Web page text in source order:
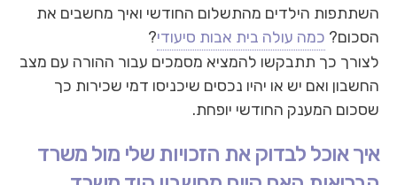
השתתפות הילדים מהתשלום החודשי ואיך מחשבים את
הסכום? כמה עולה בית אבות סיעודי?
לצורך כך תתבקשו להמציא מסמכים עבור ההורה עם מצב
החשבון ואם יש או יהיו נכסים שיכניסו דמי שכירות כך
שסכום המענק החודשי יופחת.
איך אוכל לבדוק את הזכויות שלי מול משרד